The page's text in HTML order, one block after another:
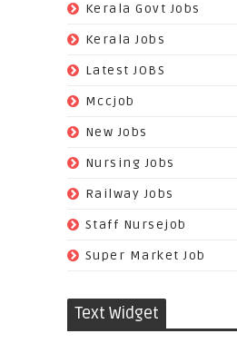
Kerala Govt Jobs
Kerala Jobs
Latest JOBS
Mccjob
New Jobs
Nursing Jobs
Railway Jobs
Staff Nursejob
Super Market Job
Text Widget